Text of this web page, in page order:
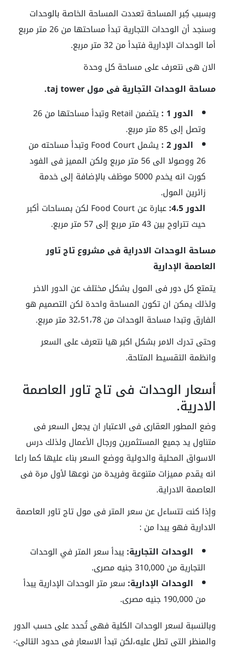
وبسبب كِبر المساحة تعددت المساحة الخاصة بالوحدات
وسنجد أن الوحدات التجارية تبدأ مساحتها من 26 متر مربع
أما الوحدات الإدارية فتبدأ من 32 متر مربع.
الان هى نتعرف على مساحة كل وحدة
مساحة الوحدات التجارية فى مول taj tower.
الدور 1 :
يتضمن Retail وتبدأ مساحتها من 26
وتصل إلى 85 متر مربع.
الدور 2 :
يشمل Food Court وتبدأ مساحته من
26 ووصولا الى 56 متر مربع ولكن المميز فى الفود
كورت انه يخدم 5000 موظف بالإضافة إلى خدمة
زائرين المول.
الدور 4،5:
عبارة عن Food Court لكن بمساحات أكبر
حيث تتراوح بين 43 متر مربع إلى 57 متر مربع.
مساحة الوحدات الادراية فى مشروع تاج تاور
العاصمة الإدارية
يتمتع كل دور فى المول بشكل مختلف عن الدور الاخر
ولذلك يمكن ان تكون المساحة واحدة لكن التصميم هو
الفارق وتبدا مساحة الوحدات من 32،51،78 متر مربع.
وحتى تدرك الامر بشكل اكبر هيا نتعرف على السعر
وانظمة التقسيط المتاحة.
أسعار الوحدات فى تاج تاور العاصمة
الادرية.
وضع المطور العقارى فى الاعتبار ان يجعل السعر فى
متناول يد جميع المستثمرين ورجال الأعمال ولذلك درس
الاسواق المحلية والدولية ووضع السعر بناء عليها كما راعا
انه يقدم مميزات متنوعة وفريدة من نوعها لأول مرة فى
العاصمة الادراية.
وإذا كنت تتساءل عن سعر المتر فى مول تاج تاور العاصمة
الادارية فهو يبدا من :
الوحدات التجارية:يبدأ سعر المتر في الوحدات
التجارية من 310,000 جنيه مصرى.
الوحدات الإدارية: سعر متر الوحدات الإدارية يبدأ
من 190,000 جنيه مصرى.
وبالنسبة لسعر الوحدات الكلية فهى تُحدد على حسب الدور
والمنظر التى تطل عليه،لكن تبدأ الاسعار فى حدود التالى:-